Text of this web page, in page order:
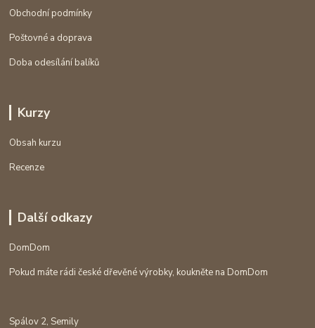
Obchodní podmínky
Poštovné a doprava
Doba odesílání balíků
Kurzy
Obsah kurzu
Recenze
Další odkazy
DomDom
Pokud máte rádi české dřevěné výrobky, koukněte na DomDom
Spálov 2, Semily